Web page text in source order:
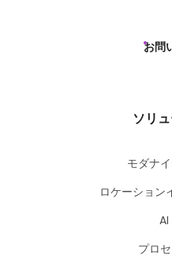
お問
ソリ
モダナ
ロケーション
プロ